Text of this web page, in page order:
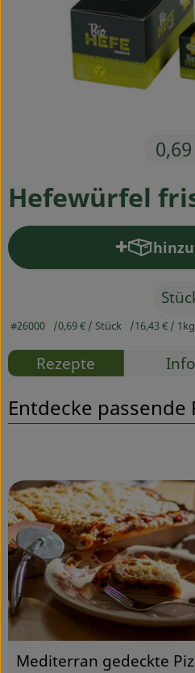
Ökokisten
Obst & Gemüse
Kühltheke
Getränke
Drogerie
Über uns
Blog & Aktuelles
Hefewürfel
#26000 0,69 € / Stück 16,43 € / 1kg
Rezepte Info
Entdecke passende
Mediterran gedeckte